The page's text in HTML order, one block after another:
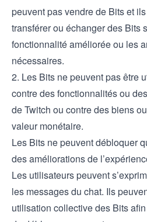
peuvent pas vendre de Bits et
transférer ou échanger des Bits
fonctionnalité améliorée ou les
nécessaires.
2. Les Bits ne peuvent pas être
contre des fonctionnalités ou
de Twitch ou contre des biens
valeur monétaire.
Les Bits ne peuvent débloquer
des améliorations de
Les utilisateurs peuvent
les messages du chat. Ils
utilisation collective des Bits